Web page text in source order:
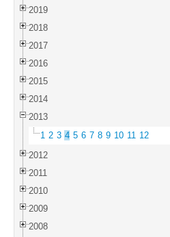
2019
2018
2017
2016
2015
2014
2013
1 2 3 4 5 6 7 8 9 10 11 12
2012
2011
2010
2009
2008